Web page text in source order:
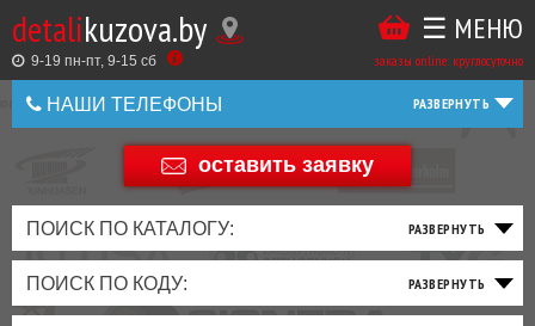
detalikuzova.by
9-19 пн-пт, 9-15 cб заказы online: круглосуточно
☰ МЕНЮ
НАШИ ТЕЛЕФОНЫ
+375 44 586 05 44
оставить заявку
ПОИСК ПО КАТАЛОГУ:
ПОИСК ПО КОДУ:
Купить
в
1
Беларусь
+375
+375
ТАКЖЕ
ВЫ
МОЖЕТЕ
У
ЗАКАЗАТЬ
ТО
ФИЛЬТРА
ТОРМОЗНАЯ
СИСТЕМА
ПОДВЕСКА
РУЛЕВОЕ
ТРАНСМИССИЯ
ПРИВОД
ДВИГАТЕЛЬ
ВЫХЛОП
ЭЛЕКТРИКА
ОСВЕЩЕНИЕ